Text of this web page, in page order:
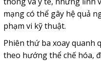
mạng có thể gây hệ quả
phạm vi kỹ thuật.
Phiên thứ ba xoay quanh
theo hướng thể chế hóa,